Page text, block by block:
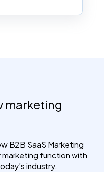
marketing
B2B SaaS Marketing
marketing function with
industry.